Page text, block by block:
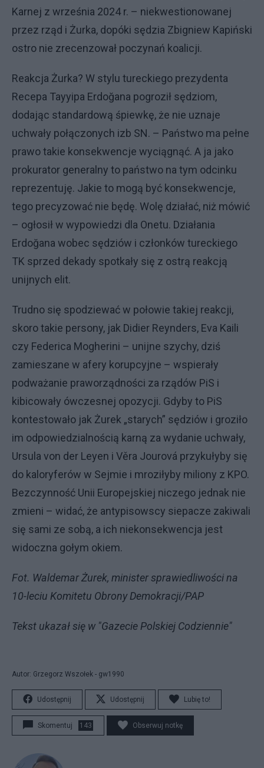
Karnej z września 2024 r. – niekwestionowanej
przez rząd i Żurka, dopóki sędzia Zbigniew Kapiński
ostro nie zrecenzował poczynań koalicji.
Reakcja Żurka? W stylu tureckiego prezydenta
Recepa Tayyipa Erdoğana pogroził sędziom,
dodając standardową śpiewkę, że nie uznaje
uchwały połączonych izb SN. – Państwo ma pełne
prawo takie konsekwencje wyciągnąć. A ja jako
prokurator generalny to państwo na tym odcinku
reprezentuję. Jakie to mogą być konsekwencje,
tego precyzować nie będę. Wolę działać, niż mówić
– ogłosił w wypowiedzi dla Onetu. Działania
Erdoğana wobec sędziów i członków tureckiego
TK sprzed dekady spotkały się z ostrą reakcją
unijnych elit.
Trudno się spodziewać w połowie takiej reakcji,
skoro takie persony, jak Didier Reynders, Eva Kaili
czy Federica Mogherini – unijne szychy, dziś
zamieszane w afery korupcyjne – wspierały
podważanie praworządności za rządów PiS i
kibicowały ówczesnej opozycji. Gdyby to PiS
kontestowało jak Żurek „starych” sędziów i groziło
im odpowiedzialnością karną za wydanie uchwały,
Ursula von der Leyen i Věra Jourová przykułyby się
do kaloryferów w Sejmie i mroziłyby miliony z KPO.
Bezczynność Unii Europejskiej niczego jednak nie
zmieni – widać, że antypisowscy siepacze zakiwali
się sami ze sobą, a ich niekonsekwencja jest
widoczna gołym okiem.
Fot. Waldemar Żurek, minister sprawiedliwości na
10-leciu Komitetu Obrony Demokracji/PAP
Tekst ukazał się w "Gazecie Polskiej Codziennie"
Autor: Grzegorz Wszołek - gw1990
Udostępnij Udostępnij Lubię to!
Skomentuj 143 Obserwuj notkę